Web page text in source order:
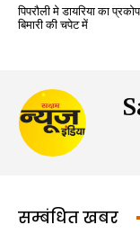
पिपरौली मे डायरिया का
बिमारी की चपेट में
सम्बंधित खबर